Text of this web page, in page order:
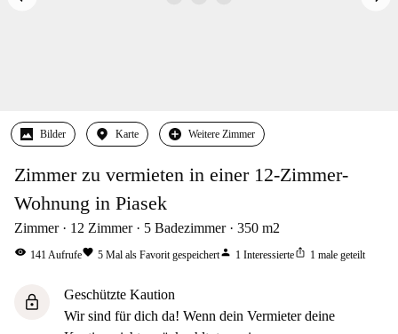
Bilder Karte Weitere Zimmer
Zimmer zu vermieten in einer 12-Zimmer-
Wohnung in Piasek
Zimmer 12 Zimmer 5 Badezimmer 350 m2
visibility 141Aufrufefavorite 5 Mal als Favorit gespeichertperson 1 Interessierteios_share 1 male geteilt
lock
Geschützte Kaution
Wir sind für dich da! Wenn dein Vermieter deine